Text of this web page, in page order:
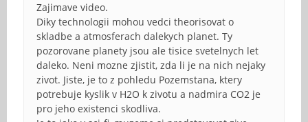
Zajimave video.
Diky technologii mohou vedci theorisovat o
skladbe a atmosferach dalekych planet. Ty
pozorovane planety jsou ale tisice svetelnych let
daleko. Neni mozne zjistit, zda li je na nich nejaky
zivot. Jiste, je to z pohledu Pozemstana, ktery
potrebuje kyslik v H2O k zivotu a nadmira CO2 je
pro jeho existenci skodliva.